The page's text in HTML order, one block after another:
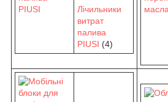
Лічильники
витрат
палива
PIUSI (4)